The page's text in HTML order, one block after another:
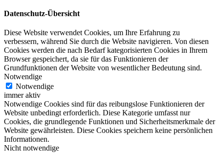
Datenschutz-Übersicht
Diese Website verwendet Cookies, um Ihre Erfahrung zu
verbessern, während Sie durch die Website navigieren. Von diesen
Cookies werden die nach Bedarf kategorisierten Cookies in Ihrem
Browser gespeichert, da sie für das Funktionieren der
Grundfunktionen der Website von wesentlicher Bedeutung sind.
Notwendige
Notwendige
immer aktiv
Notwendige Cookies sind für das reibungslose Funktionieren der
Website unbedingt erforderlich. Diese Kategorie umfasst nur
Cookies, die grundlegende Funktionen und Sicherheitsmerkmale der
Website gewährleisten. Diese Cookies speichern keine persönlichen
Informationen.
Nicht notwendige